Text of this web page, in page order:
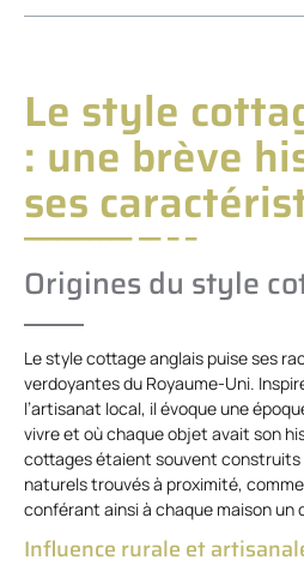
Le style
: une brève
ses
Origines du style
Le style cottage anglais puise ses
verdoyantes du Royaume-Uni.
l’artisanat local, il évoque une
vivre et où chaque objet avait son
cottages étaient souvent construits
naturels trouvés à proximité,
conférant ainsi à chaque maison un
Influence rurale et